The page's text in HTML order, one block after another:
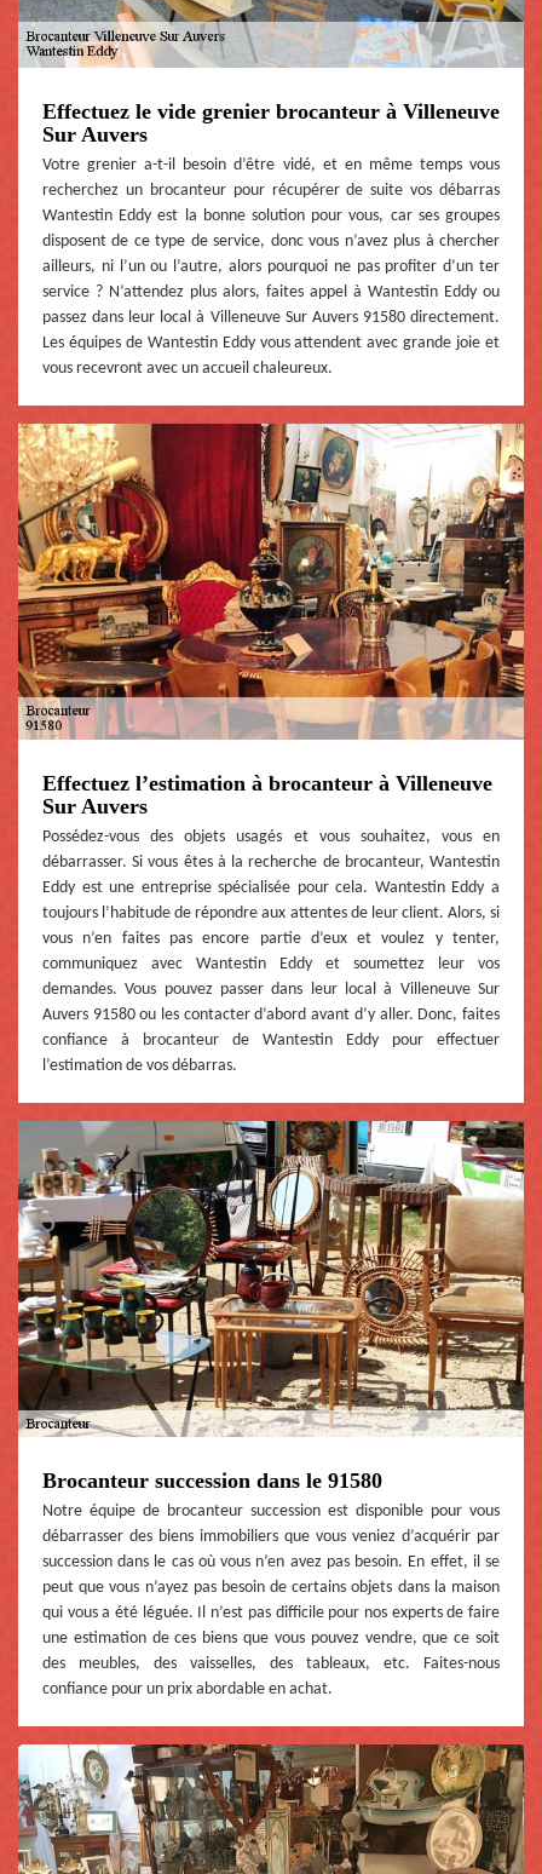
Effectuez le vide grenier brocanteur à Villeneuve
Sur Auvers
Votre grenier a-t-il besoin d’être vidé, et en même temps vous
recherchez un brocanteur pour récupérer de suite vos débarras
Wantestin Eddy est la bonne solution pour vous, car ses groupes
disposent de ce type de service, donc vous n’avez plus à chercher
ailleurs, ni l’un ou l’autre, alors pourquoi ne pas profiter d’un ter
service ? N’attendez plus alors, faites appel à Wantestin Eddy ou
passez dans leur local à Villeneuve Sur Auvers 91580 directement.
Les équipes de Wantestin Eddy vous attendent avec grande joie et
vous recevront avec un accueil chaleureux.
Effectuez l’estimation à brocanteur à Villeneuve
Sur Auvers
Possédez-vous des objets usagés et vous souhaitez, vous en
débarrasser. Si vous êtes à la recherche de brocanteur, Wantestin
Eddy est une entreprise spécialisée pour cela. Wantestin Eddy a
toujours l’habitude de répondre aux attentes de leur client. Alors, si
vous n’en faites pas encore partie d’eux et voulez y tenter,
communiquez avec Wantestin Eddy et soumettez leur vos
demandes. Vous pouvez passer dans leur local à Villeneuve Sur
Auvers 91580 ou les contacter d’abord avant d’y aller. Donc, faites
confiance à brocanteur de Wantestin Eddy pour effectuer
l’estimation de vos débarras.
Brocanteur succession dans le 91580
Notre équipe de brocanteur succession est disponible pour vous
débarrasser des biens immobiliers que vous veniez d’acquérir par
succession dans le cas où vous n’en avez pas besoin. En effet, il se
peut que vous n’ayez pas besoin de certains objets dans la maison
qui vous a été léguée. Il n’est pas difficile pour nos experts de faire
une estimation de ces biens que vous pouvez vendre, que ce soit
des meubles, des vaisselles, des tableaux, etc. Faites-nous
confiance pour un prix abordable en achat.